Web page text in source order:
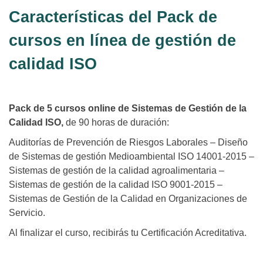
Características del Pack de
cursos en línea de gestión de
calidad ISO
Pack de 5 cursos online de Sistemas de Gestión de la
Calidad ISO, de 90 horas de duración:
Auditorías de Prevención de Riesgos Laborales – Diseño
de Sistemas de gestión Medioambiental ISO 14001-2015 –
Sistemas de gestión de la calidad agroalimentaria –
Sistemas de gestión de la calidad ISO 9001-2015 –
Sistemas de Gestión de la Calidad en Organizaciones de
Servicio.
Al finalizar el curso, recibirás tu Certificación Acreditativa.